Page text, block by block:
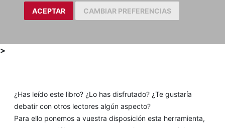
ACEPTAR CAMBIAR PREFERENCIAS
>
¿Has leído este libro? ¿Lo has disfrutado? ¿Te gustaría
debatir con otros lectores algún aspecto?
Para ello ponemos a vuestra disposición esta herramienta,